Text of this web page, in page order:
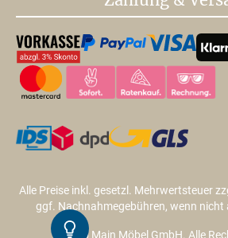
Alle Preise inkl. gesetzl. Mehrwertsteuer
ggf. Nachnahmegebühren, wenn nicht
© 2026 Main Möbel GmbH. Alle
Kontrast